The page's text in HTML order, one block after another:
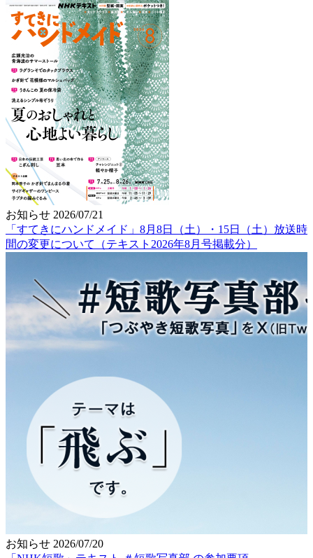
お知らせ 2026/07/21
「すてきにハンドメイド」8月8日（土）・15日（土）放送時
間の変更について（テキスト2026年8月号掲載分）
お知らせ 2026/07/20